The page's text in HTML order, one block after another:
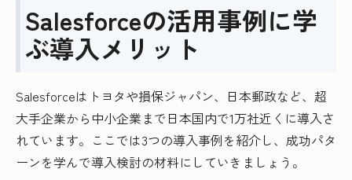
Salesforceの活用事例に学
ぶ導入メリット
Salesforceはトヨタや損保ジャパン、日本郵政など、超
大手企業から中小企業まで日本国内で1万社近くに導入さ
れています。ここでは3つの導入事例を紹介し、成功パタ
ーンを学んで導入検討の材料にしていきましょう。